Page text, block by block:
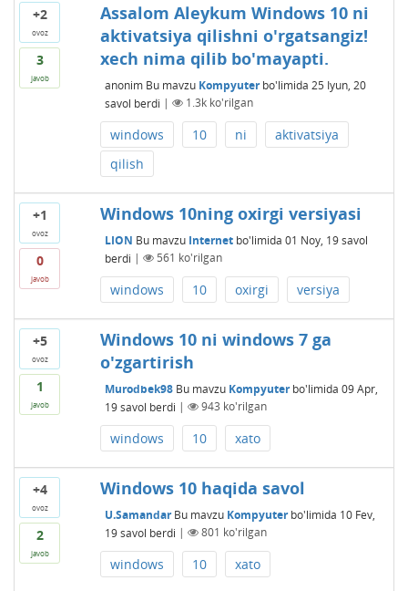
+2
ovoz
3
javob
Assalom Aleykum Windows 10 ni
aktivatsiya qilishni o'rgatsangiz!
xech nima qilib bo'mayapti.
anonim Bu mavzu Kompyuterbo'limida 25 Iyun, 20
savol berdi | 1.3kko'rilgan
windows 10 ni
aktivatsiya
qilish
+1
ovoz
0
javob
Windows 10ning oxirgi versiyasi
LION Bu mavzu Internetbo'limida 01 Noy, 19 savol
berdi | 561 ko'rilgan
windows 10 oxirgi versiya
+5
ovoz
1
javob
Windows 10 ni windows 7 ga
o'zgartirish
Murodbek98 Bu mavzu Kompyuterbo'limida 09 Apr,
19 savol berdi | 943 ko'rilgan
windows 10 xato
+4
ovoz
2
javob
Windows 10 haqida savol
U.Samandar Bu mavzu Kompyuterbo'limida 10 Fev,
19 savol berdi | 801 ko'rilgan
windows 10 xato